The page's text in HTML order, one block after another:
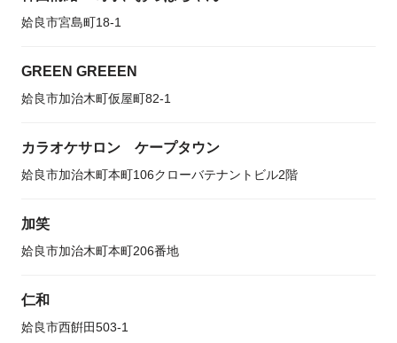
姶良市宮島町18-1
GREEN GREEEN
姶良市加治木町仮屋町82-1
カラオケサロン ケープタウン
姶良市加治木町本町106クローバテナントビル2階
加笑
姶良市加治木町本町206番地
仁和
姶良市西餠田503-1